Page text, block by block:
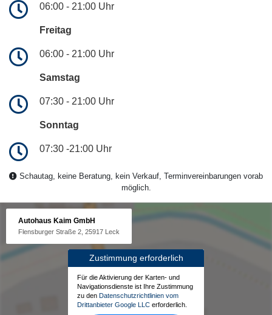
06:00 - 21:00 Uhr
Freitag
06:00 - 21:00 Uhr
Samstag
07:30 - 21:00 Uhr
Sonntag
07:30 -21:00 Uhr
Schautag, keine Beratung, kein Verkauf, Terminvereinbarungen vorab
möglich.
Autohaus Kaim GmbH
Flensburger Straße 2, 25917 Leck
Zustimmung erforderlich
Für die Aktivierung der Karten- und
Navigationsdienste ist Ihre Zustimmung
zu den Datenschutzrichtlinien vom
Drittanbieter Google LLC erforderlich.